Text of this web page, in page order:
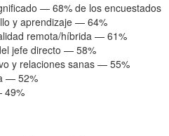
— 68% de los encuestados
y aprendizaje — 64%
remota/híbrida — 61%
jefe directo — 58%
y relaciones sanas — 55%
— 52%
49%